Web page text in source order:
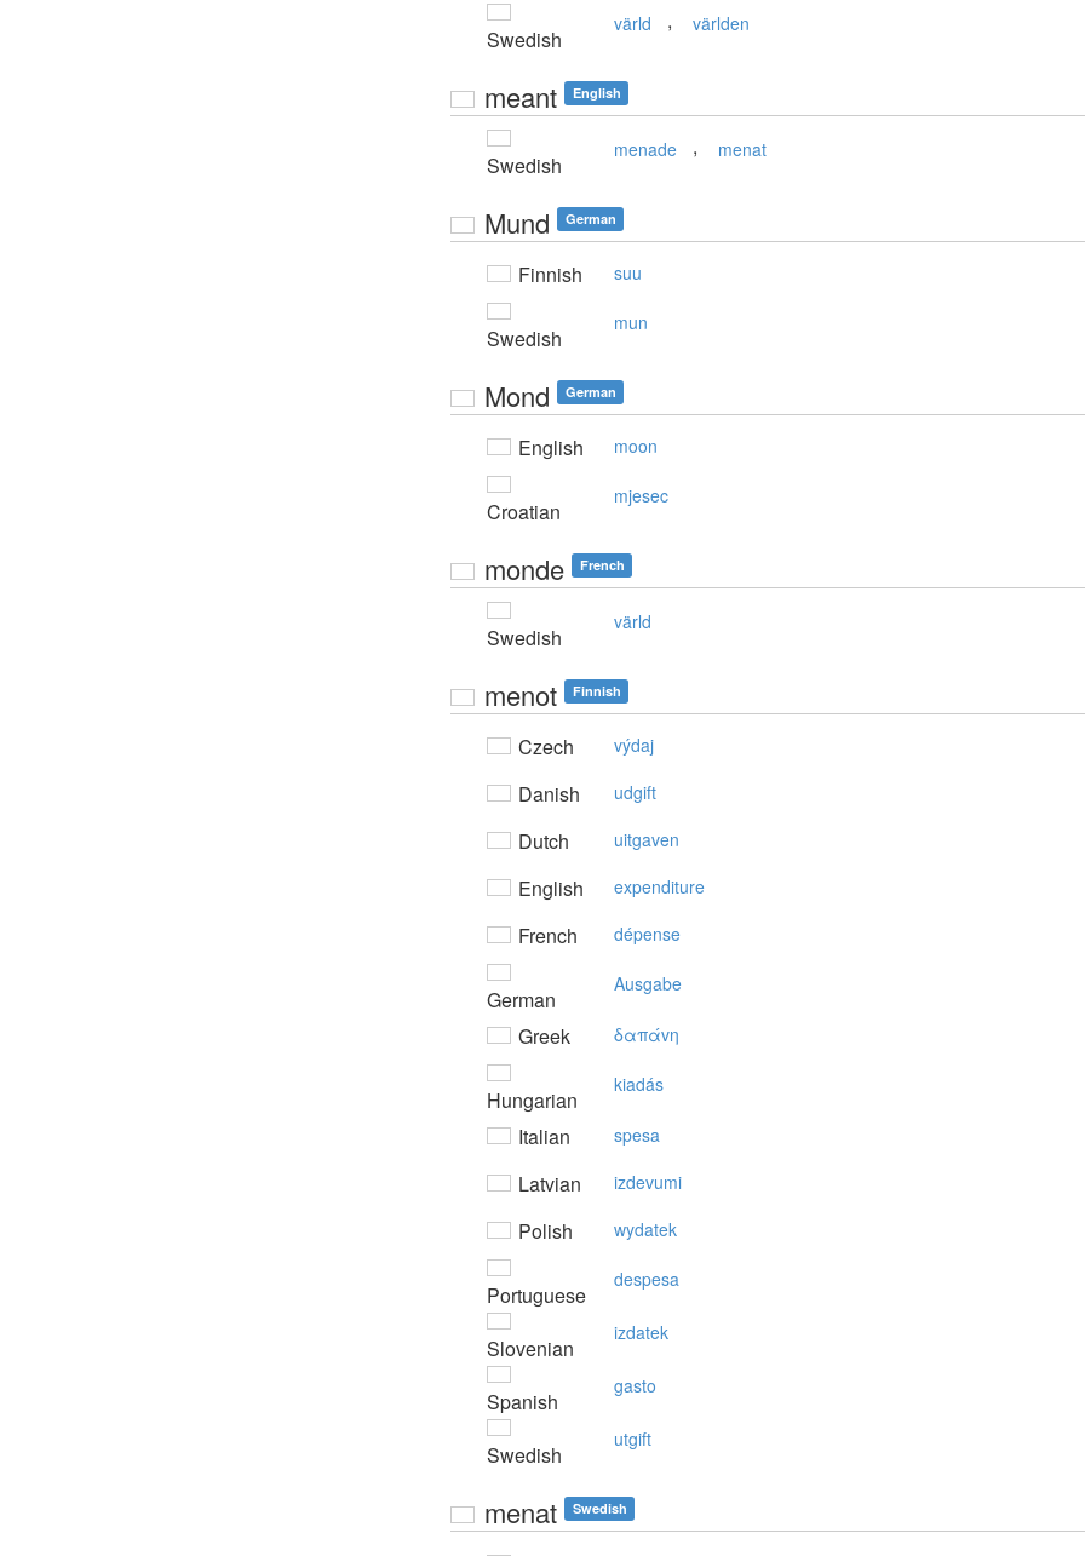
Swedish
värld , världen
meant English
Swedish
menade , menat
Mund German
Finnish suu
Swedish
mun
Mond German
English moon
Croatian
mjesec
monde French
Swedish
värld
menot Finnish
Czech výdaj
Danish udgift
Dutch uitgaven
English expenditure
French dépense
German
Ausgabe
Greek δαπάvη
Hungarian
kiadás
Italian spesa
Latvian izdevumi
Polish wydatek
Portuguese
despesa
Slovenian
izdatek
Spanish
gasto
Swedish
utgift
menat Swedish